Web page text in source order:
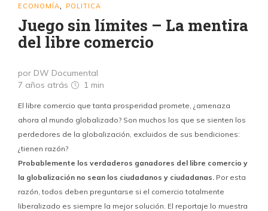
ECONOMÍA POLITICA
Juego sin límites – La mentira
del libre comercio
por DW Documental
7 años atrás
1 min
El libre comercio que tanta prosperidad promete, ¿amenaza
ahora al mundo globalizado? Son muchos los que se sienten los
perdedores de la globalización, excluidos de sus bendiciones:
¿tienen razón?
Probablemente los verdaderos ganadores del libre comercio y
la globalización no sean los ciudadanos y ciudadanas. Por esta
razón, todos deben preguntarse si el comercio totalmente
liberalizado es siempre la mejor solución. El reportaje lo muestra